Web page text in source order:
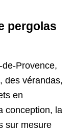
pergolas
Provence,
des vérandas,
en
conception, la
sur mesure